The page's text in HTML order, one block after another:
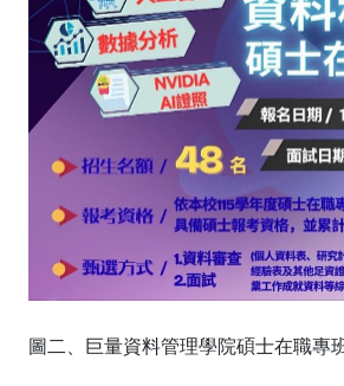
圖二、巨量資料管理學院碩士在職專